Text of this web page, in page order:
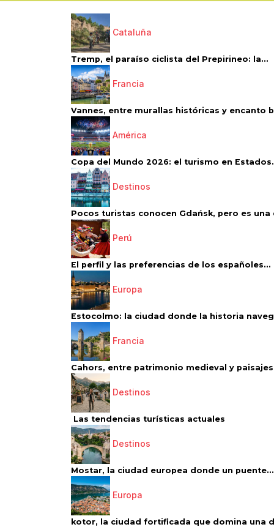
Cataluña
Tremp, el paraíso ciclista del Prepirineo: la...
Francia
Vannes, entre murallas históricas y encanto
América
Copa del Mundo 2026: el turismo en
Destinos
Pocos turistas conocen Gdańsk, pero es una
Perú
El perfil y las preferencias de los españoles...
Europa
Estocolmo: la ciudad donde la historia
Francia
Cahors, entre patrimonio medieval y paisajes
Destinos
Las tendencias turísticas actuales
Destinos
Mostar, la ciudad europea donde un puente...
Europa
kotor, la ciudad fortificada que domina una